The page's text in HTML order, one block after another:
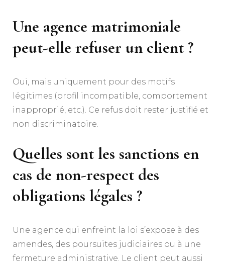
Une agence matrimoniale
peut-elle refuser un client ?
Oui, mais uniquement pour des motifs
légitimes (profil incompatible, comportement
inapproprié, etc.). Ce refus doit rester justifié et
non discriminatoire.
Quelles sont les sanctions en
cas de non-respect des
obligations légales ?
Une agence qui enfreint la loi s’expose à des
amendes, des poursuites judiciaires ou à une
fermeture administrative. Le client peut aussi